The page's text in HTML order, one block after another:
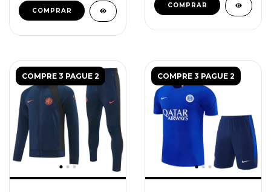
COMPRAR
COMPRAR
COMPRE 3 PAGUE 2 COMPRE 3 PAGUE 2